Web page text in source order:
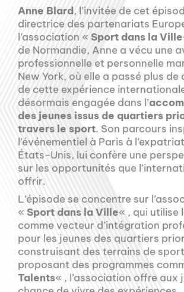
Anne Blard, l’invitée de cet
directrice des partenariats
l’association « Sport dans la Ville
de Normandie, Anne a vécu une
professionnelle et personnelle
New York, où elle a passé plus de
de cette expérience
désormais engagée dans l’
des jeunes issus de quartiers
travers le sport. Son parcours
l’événementiel à Paris à
États-Unis, lui confère une
sur les opportunités que
offrir.
L’épisode se concentre sur
« Sport dans la Ville« , qui utilise
comme vecteur d’intégration
pour les jeunes des quartiers
construisant des terrains de
proposant des programmes
Talents« , l’association offre aux